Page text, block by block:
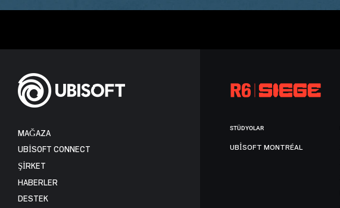
MAĞAZA
UBISOFT CONNECT
ŞİRKET
HABERLER
DESTEK
STÜDYOLAR
UBISOFT MONTRÉAL